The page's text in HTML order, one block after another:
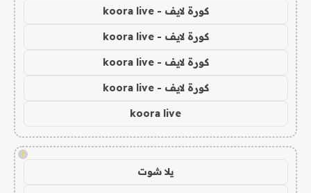
كورة لايف - koora live
كورة لايف - koora live
كورة لايف - koora live
كورة لايف - koora live
koora live
!
يلا شوت